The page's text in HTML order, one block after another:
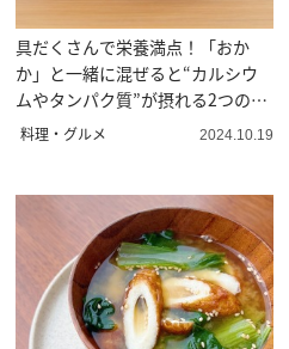
具だくさんで栄養満点！「おか
か」と一緒に混ぜると“カルシウ
ムやタンパク質”が摂れる2つの食
材とは
料理・グルメ 2024.10.19